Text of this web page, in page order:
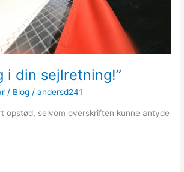
i din sejlretning!”
/ Blog /andersd241
opstød, selvom overskriften kunne antyde